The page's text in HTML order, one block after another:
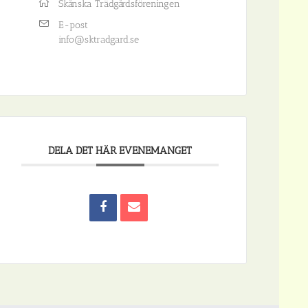
Skånska Trädgårdsföreningen
E-post
info@sktradgard.se
DELA DET HÄR EVENEMANGET